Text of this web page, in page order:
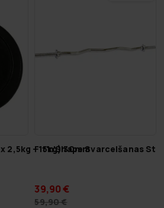
2,5kg - 15kg) 30mm
Fit'n'Shape Svarcelšanas
39,90 €
59,90 €